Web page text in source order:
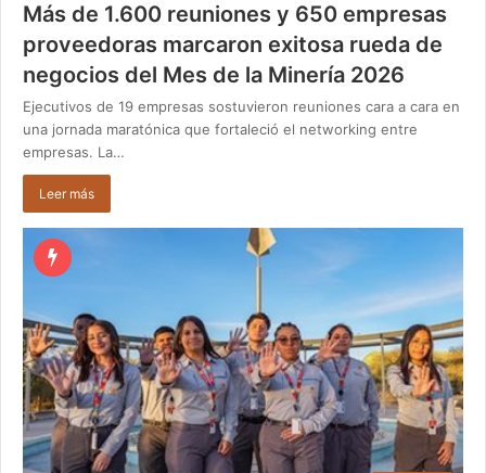
Más de 1.600 reuniones y 650 empresas
proveedoras marcaron exitosa rueda de
negocios del Mes de la Minería 2026
Ejecutivos de 19 empresas sostuvieron reuniones cara a cara en
una jornada maratónica que fortaleció el networking entre
empresas. La…
Leer más